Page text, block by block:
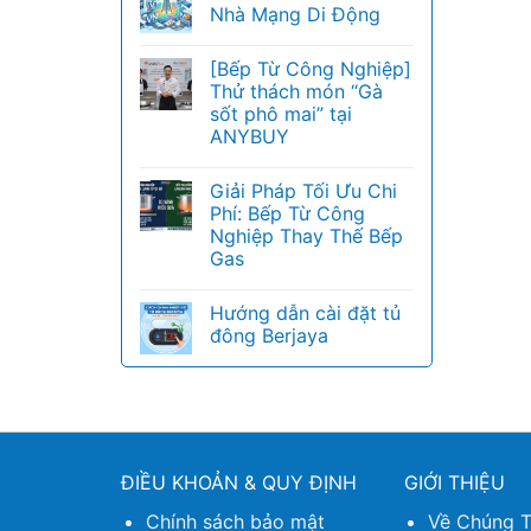
Nhà Mạng Di Động
[Bếp Từ Công Nghiệp]
Thử thách món “Gà
sốt phô mai” tại
ANYBUY
Giải Pháp Tối Ưu Chi
Phí: Bếp Từ Công
Nghiệp Thay Thế Bếp
Gas
Hướng dẫn cài đặt tủ
đông Berjaya
ĐIỀU KHOẢN & QUY ĐỊNH
Chính sách bảo mật
GIỚI THIỆU
Về Chúng